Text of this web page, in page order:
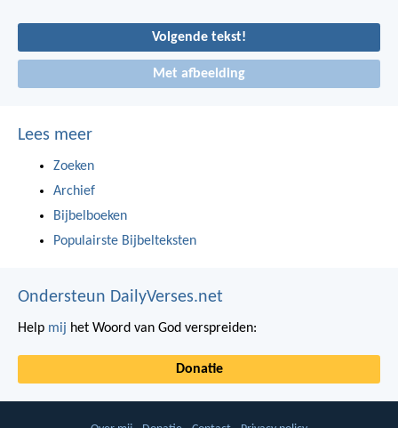
Volgende tekst!
Met afbeelding
Lees meer
Zoeken
Archief
Bijbelboeken
Populairste Bijbelteksten
Ondersteun DailyVerses.net
Help mij het Woord van God verspreiden:
Donatie